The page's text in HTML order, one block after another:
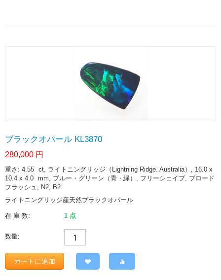
ブラックオパール KL3870
280,000 円
重さ: 4.55 ct, ライトニングリッジ（Lightning Ridge. Australia）, 16.0 x
10.4 x 4.0 mm, ブルー・グリーン（青・緑）, フリーシェイプ, ブロード
フラッシュ, N2, B2
ライトニングリッジ産天然ブラックオパール
在 庫 数: 1 点
数量:
カートに追加